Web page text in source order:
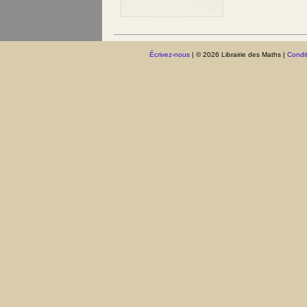
Écrivez-nous| © 2026 Librairie des Maths |